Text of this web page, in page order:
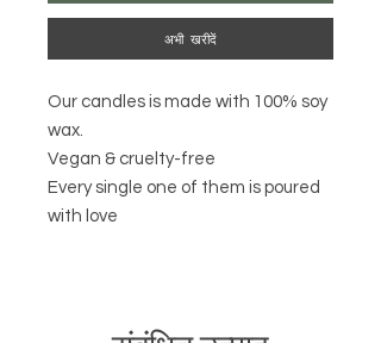
अभी खरीदें
Our candles is made with 100% soy
wax.
Vegan & cruelty-free
Every single one of them is poured
with love